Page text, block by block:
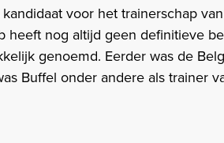
voor het trainerschap
heeft nog altijd geen definitieve
genoemd. Eerder was de
Buffel onder andere als trainer